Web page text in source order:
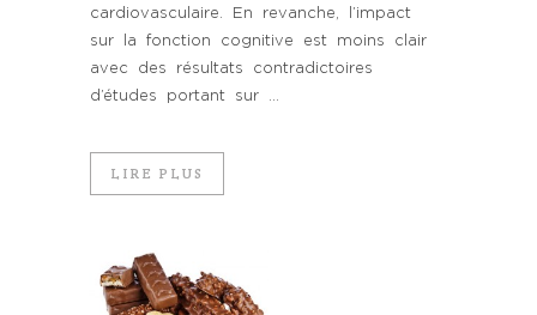
cardiovasculaire. En revanche, l’impact
sur la fonction cognitive est moins clair
avec des résultats contradictoires
d’études portant sur ...
LIRE PLUS